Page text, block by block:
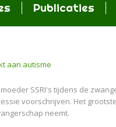
Publicaties
aan autisme
SSRI's tijdens de
voorschrijven. Het
neemt.